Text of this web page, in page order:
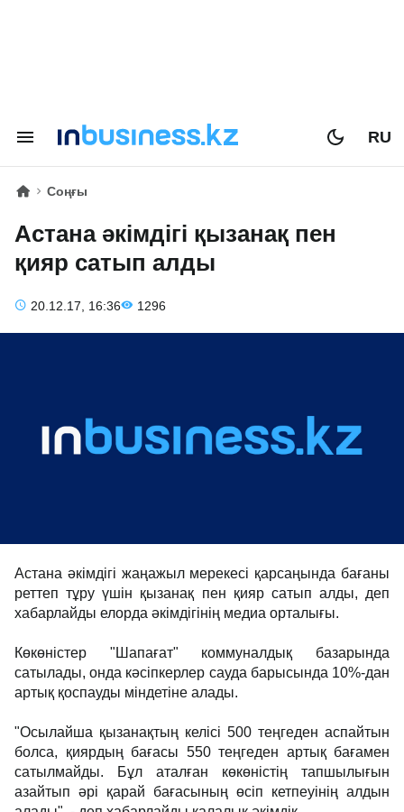
RU
Соңғы
Астана әкімдігі қызанақ пен
қияр сатып алды
20.12.17, 16:36 1296
Астана әкімдігі жаңажыл мерекесі қарсаңында бағаны
реттеп тұру үшін қызанақ пен қияр сатып алды, деп
хабарлайды елорда әкімдігінің медиа орталығы.
Көкөністер "Шапағат" коммуналдық базарында
сатылады, онда кәсіпкерлер сауда барысында 10%-дан
артық қоспауды міндетіне алады.
"Осылайша қызанақтың келісі 500 теңгеден аспайтын
болса, қиярдың бағасы 550 теңгеден артық бағамен
сатылмайды. Бұл аталған көкөністің тапшылығын
азайтып әрі қарай бағасының өсіп кетпеуінің алдын